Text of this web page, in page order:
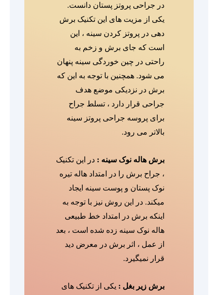
در جراحی پروتز پستان دانست.
یکی از مزیت های این تکنیک برش
دهی در پروتز کردن سینه ، این
است که جای برش و زخم به
راحتی در چین خوردگی سینه پنهان
می شود. همچنین با توجه به این که
برش در نزدیکی موضع هدف
جراحی قرار دارد ، تسلط جراح
برای پروسه جراحی پروتز سینه
بالاتر می رود.
برش هاله نوک سینه : در این تکنیک
، جراح برش را در امتداد هاله تیره
نوک پستان و پوست سینه ایجاد
میکند. در این روش نیز با توجه به
اینکه برش در امتداد خط طبیعی
هاله نوک سینه زده شده است ، بعد
از عمل ، اثر برش در معرض دید
قرار نمیگیرد.
برش زیر بغل : یکی از تکنیک های